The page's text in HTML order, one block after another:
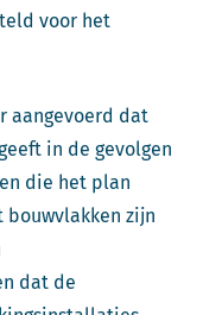
voor het
aangevoerd dat
in de gevolgen
die het plan
zijn
dat de